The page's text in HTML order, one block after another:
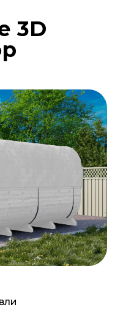
3D
расцветку